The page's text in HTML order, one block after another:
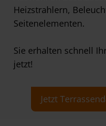
Heizstrahlern,
Seitenelementen.
Sie erhalten schnell
jetzt!
Jetzt